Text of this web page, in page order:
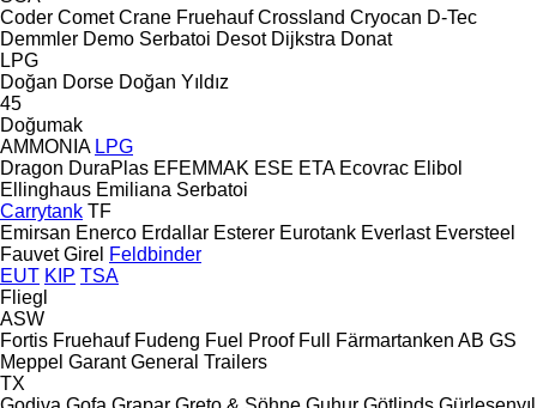
Coder Comet Crane Fruehauf Crossland Cryocan D-Tec
Demmler Demo Serbatoi Desot Dijkstra Donat
LPG
Doğan Dorse Doğan Yıldız
45
Doğumak
AMMONIA LPG
Dragon DuraPlas EFEMMAK ESE ETA Ecovrac Elibol
Ellinghaus Emiliana Serbatoi
Carrytank TF
Emirsan Enerco Erdallar Esterer Eurotank Everlast Eversteel
Fauvet Girel Feldbinder
EUT KIP TSA
Fliegl
ASW
Fortis Fruehauf Fudeng Fuel Proof Full Färmartanken AB GS
Meppel Garant General Trailers
TX